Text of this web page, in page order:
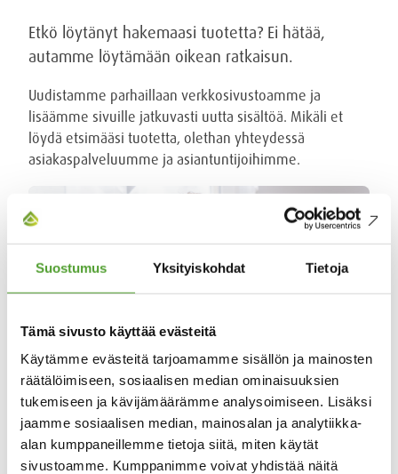
Suostumus Yksityiskohdat Tietoja
Tämä sivusto käyttää evästeitä
Käytämme evästeitä tarjoamamme sisällön ja mainosten
räätälöimiseen, sosiaalisen median ominaisuuksien
tukemiseen ja kävijämäärämme analysoimiseen. Lisäksi
jaamme sosiaalisen median, mainosalan ja analytiikka-
alan kumppaneillemme tietoja siitä, miten käytät
sivustoamme. Kumppanimme voivat yhdistää näitä
Etkö löytänyt hakemaasi tuotetta? Ei hätää,
autamme löytämään oikean ratkaisun.
Uudistamme parhaillaan verkkosivustoamme ja
lisäämme sivuille jatkuvasti uutta sisältöä. Mikäli et
löydä etsimääsi tuotetta, olethan yhteydessä
asiakaspalveluumme ja asiantuntijoihimme.
Olemme apunasi